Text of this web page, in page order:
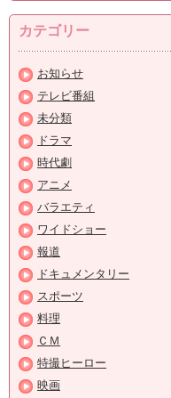
カテゴリー
お知らせ
テレビ番組
未分類
ドラマ
時代劇
アニメ
バラエティ
ワイドショー
報道
ドキュメンタリー
スポーツ
料理
ＣＭ
特撮ヒーロー
映画